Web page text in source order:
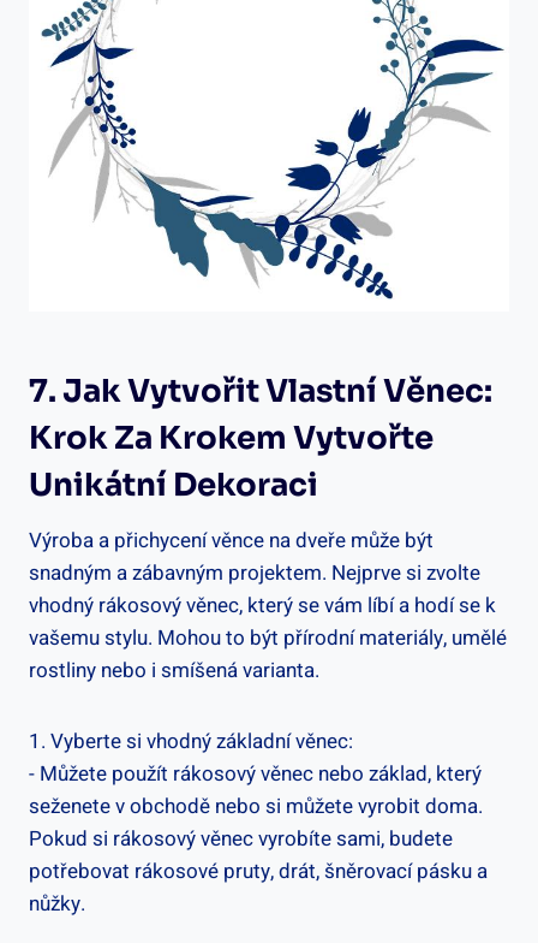
7. ⁤Jak Vytvořit Vlastní Věnec:
Krok Za Krokem Vytvořte
Unikátní Dekoraci
Výroba a přichycení věnce na ⁤dveře může být
snadným a zábavným projektem. Nejprve si⁤ zvolte
vhodný rákosový věnec, který ‍se vám líbí a hodí ⁢se k‌
vašemu stylu. Mohou to být přírodní materiály, ⁣umělé
rostliny nebo i smíšená varianta.
1. Vyberte si ⁤vhodný základní věnec:
-​ Můžete použít⁤ rákosový věnec ‍nebo základ, který
seženete v obchodě nebo si můžete ‌vyrobit doma.
Pokud si rákosový⁢ věnec ⁣vyrobíte sami, budete
potřebovat rákosové pruty, drát, šněrovací pásku a
nůžky.